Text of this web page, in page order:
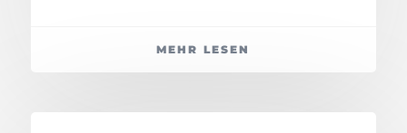
MEHR LESEN